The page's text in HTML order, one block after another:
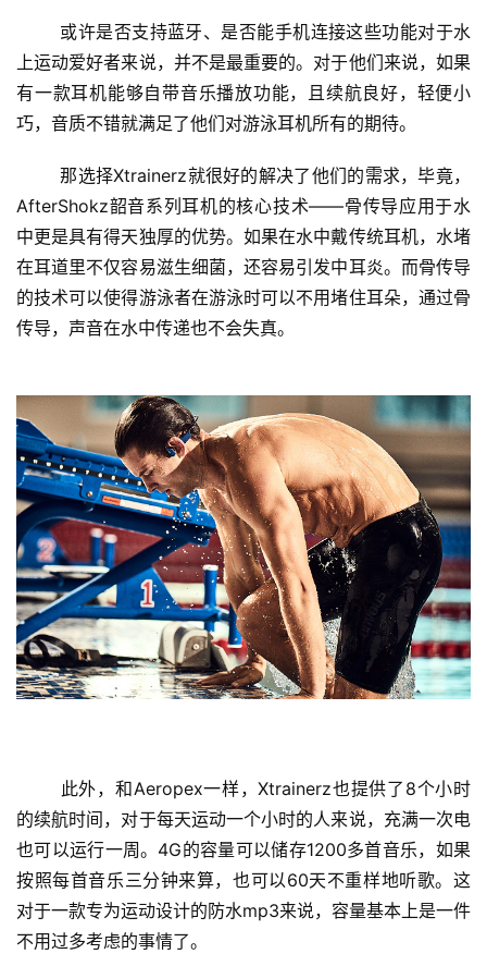
运
动
集
上运动爱好者来说，并不是最重要的。对于他们来说，如果
有一款耳机能够自带音乐播放功能，且续航良好，轻便小
巧，音质不错就满足了他们对游泳耳机所有的期待。
那选择Xtrainerz就很好的解决了他们的需求，毕竟，
AfterShokz韶音系列耳机的核心技术——骨传导应用于水
中更是具有得天独厚的优势。如果在水中戴传统耳机，水堵
在耳道里不仅容易滋生细菌，还容易引发中耳炎。而骨传导
的技术可以使得游泳者在游泳时可以不用堵住耳朵，通过骨
传导，声音在水中传递也不会失真。
的续航时间，对于每天运动一个小时的人来说，充满一次电
也可以运行一周。4G的容量可以储存1200多首音乐，如果
按照每首音乐三分钟来算，也可以60天不重样地听歌。这
对于一款专为运动设计的防水mp3来说，容量基本上是一件
不用过多考虑的事情了。